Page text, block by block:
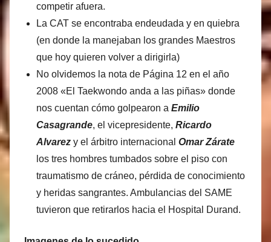
competir afuera.
La CAT se encontraba endeudada y en quiebra
(en donde la manejaban los grandes Maestros
que hoy quieren volver a dirigirla)
No olvidemos la nota de Página 12 en el año
2008 «El Taekwondo anda a las piñas» donde
nos cuentan cómo golpearon a Emilio
Casagrande, el vicepresidente, Ricardo
Alvarez y el árbitro internacional Omar Zárate
los tres hombres tumbados sobre el piso con
traumatismo de cráneo, pérdida de conocimiento
y heridas sangrantes. Ambulancias del SAME
tuvieron que retirarlos hacia el Hospital Durand.